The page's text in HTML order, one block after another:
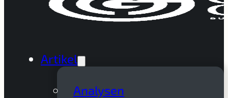
Artikel
Analysen